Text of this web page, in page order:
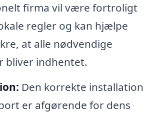
firma vil være fortroligt
regler og kan hjælpe
at alle nødvendige
bliver indhentet.
Den korrekte installation
er afgørende for dens